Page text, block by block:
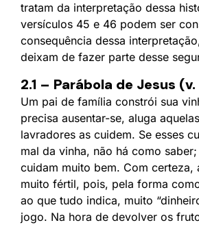
tratam da interpretação dessa
versículos 45 e 46 podem ser
consequência dessa
deixam de fazer parte desse
2.1 – Parábola de Jesus
Um pai de família constrói sua
precisa ausentar-se, aluga
lavradores as cuidem. Se esses
mal da vinha, não há como
cuidam muito bem. Com certeza,
muito fértil, pois, pela forma
ao que tudo indica, muito
jogo. Na hora de devolver os